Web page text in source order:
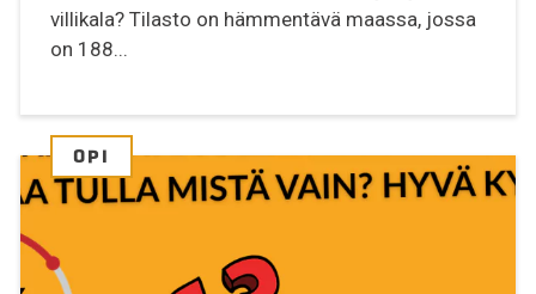
villikala? Tilasto on hämmentävä maassa, jossa
on 188...
OPI